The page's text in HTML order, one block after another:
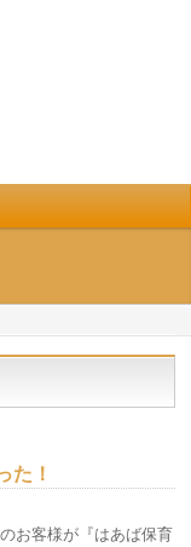
た！
お客様が『はあば保育